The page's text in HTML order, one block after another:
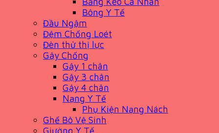
Bông Y Tế
Đầu Ngậm
Đệm Chống Loét
Đèn thử thị lực
Gậy Chống
Gậy 1 chân
Gậy 3 chân
Gậy 4 chân
Nạng Y Tế
Phụ Kiện Nạng Nách
Ghế Bô Vệ Sinh
Giường Y Tế